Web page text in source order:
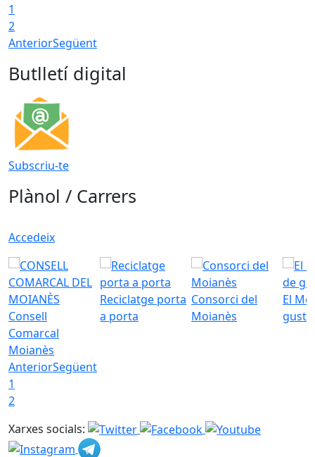
1
2
AnteriorSegüent
Butlletí digital
Subscriu-te
Plànol / Carrers
Accedeix
Consell
Comarcal
Moianès
Reciclatge porta
a porta
Consorci del
Moianès
El
gust
AnteriorSegüent
1
2
Xarxes socials: